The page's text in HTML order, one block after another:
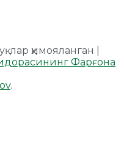
ҳимояланган |
Фарғона
.